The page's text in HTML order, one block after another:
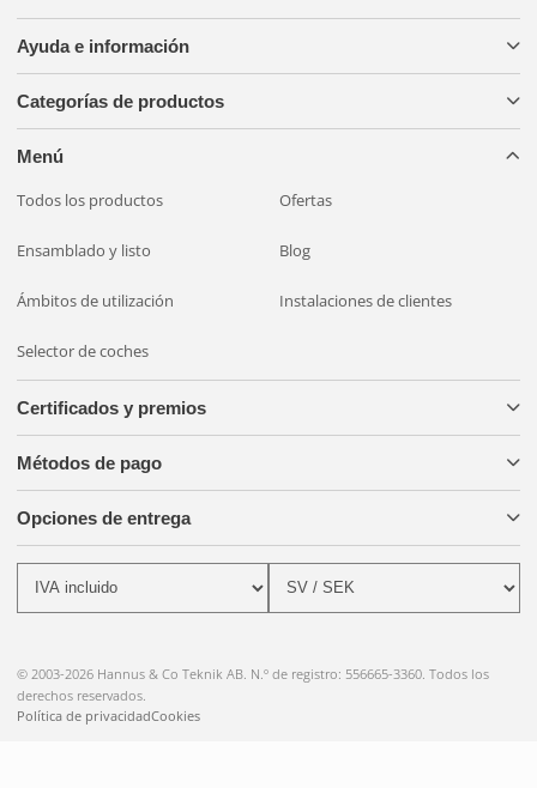
Ayuda e información
Categorías de productos
Menú
Todos los productos Ofertas
Ensamblado y listo Blog
Ámbitos de utilización Instalaciones de clientes
Selector de coches
Certificados y premios
Métodos de pago
Opciones de entrega
© 2003-2026 Hannus & Co Teknik AB. N.º de registro: 556665-3360. Todos los
derechos reservados.
Política de privacidadCookies